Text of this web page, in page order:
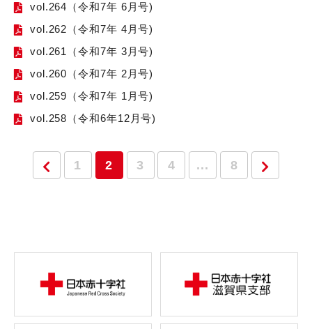
vol.264（令和7年 6月号)
vol.262（令和7年 4月号)
vol.261（令和7年 3月号)
vol.260（令和7年 2月号)
vol.259（令和7年 1月号)
vol.258（令和6年12月号)
1 2 3 4 ... 8